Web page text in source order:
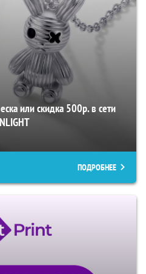
или скидка 500р. в сети
ПОДРОБНЕЕ